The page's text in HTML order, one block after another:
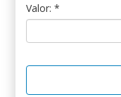
Valor: *